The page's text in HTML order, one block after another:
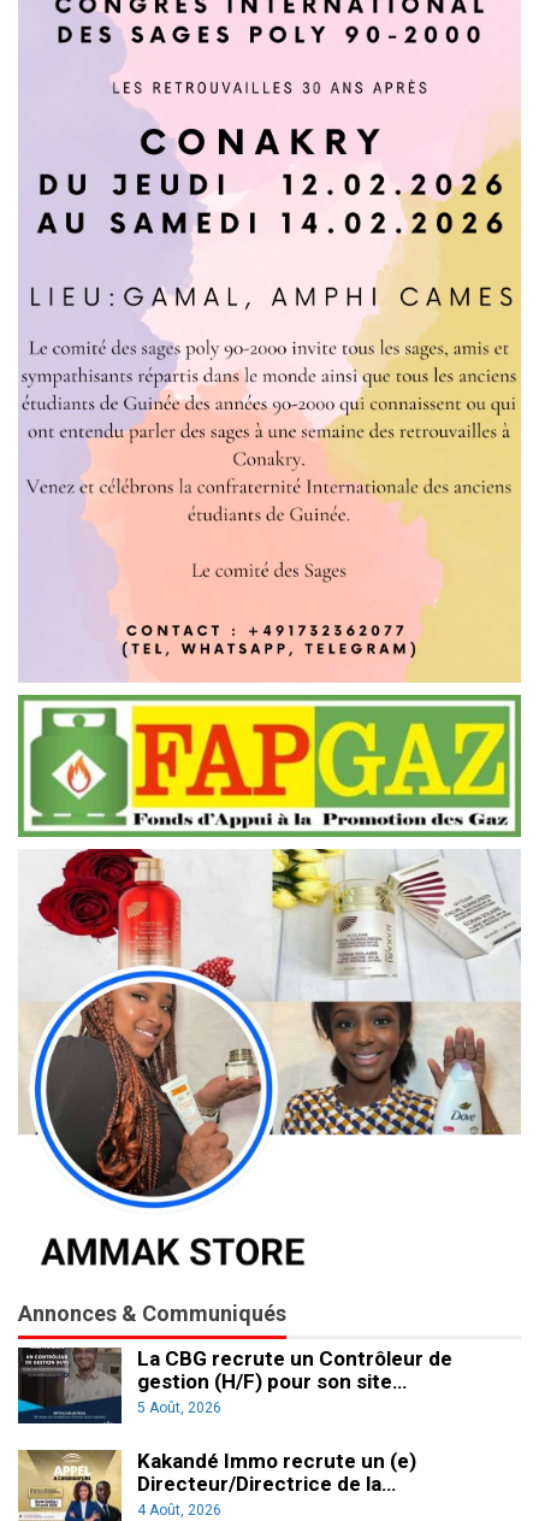
Annonces & Communiqués
La CBG recrute un Contrôleur de
gestion (H/F) pour son site…
5 Août, 2026
Kakandé Immo recrute un (e)
Directeur/Directrice de la…
4 Août, 2026